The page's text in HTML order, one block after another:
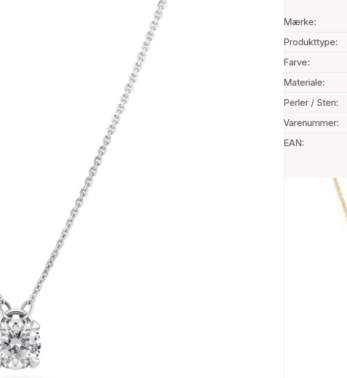
Mærke:
Produkttype:
Farve:
Materiale:
Perler / Sten:
Varenummer:
EAN:
Valg af farve